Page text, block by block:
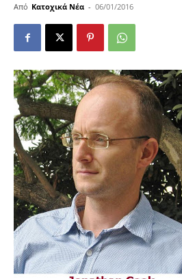
Από Κατοχικά Νέα - 06/01/2016